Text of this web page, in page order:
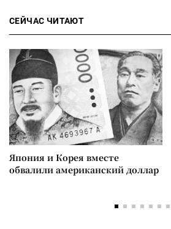
СЕЙЧАС ЧИТАЮТ
Япония и Корея вместе
обвалили американский доллар